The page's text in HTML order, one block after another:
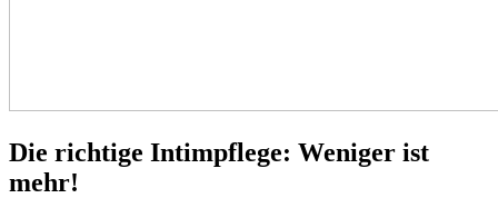
Die richtige Intimpflege: Weniger ist
mehr!